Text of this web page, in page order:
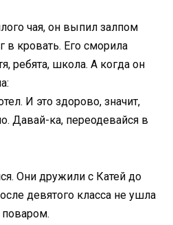
чая, он выпил залпом
в кровать. Его сморила
ребята, школа. А когда он
И это здорово, значит,
Давай-ка, переодевайся в
Они дружили с Катей до
девятого класса не ушла
поваром.